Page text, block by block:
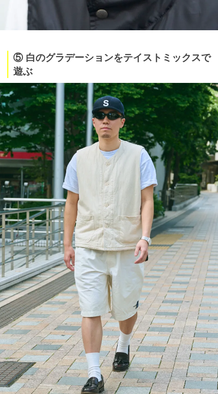
⑤ 白のグラデーションをテイストミックスで
遊ぶ